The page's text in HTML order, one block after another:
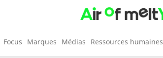
Focus Marques Médias Ressources humaines